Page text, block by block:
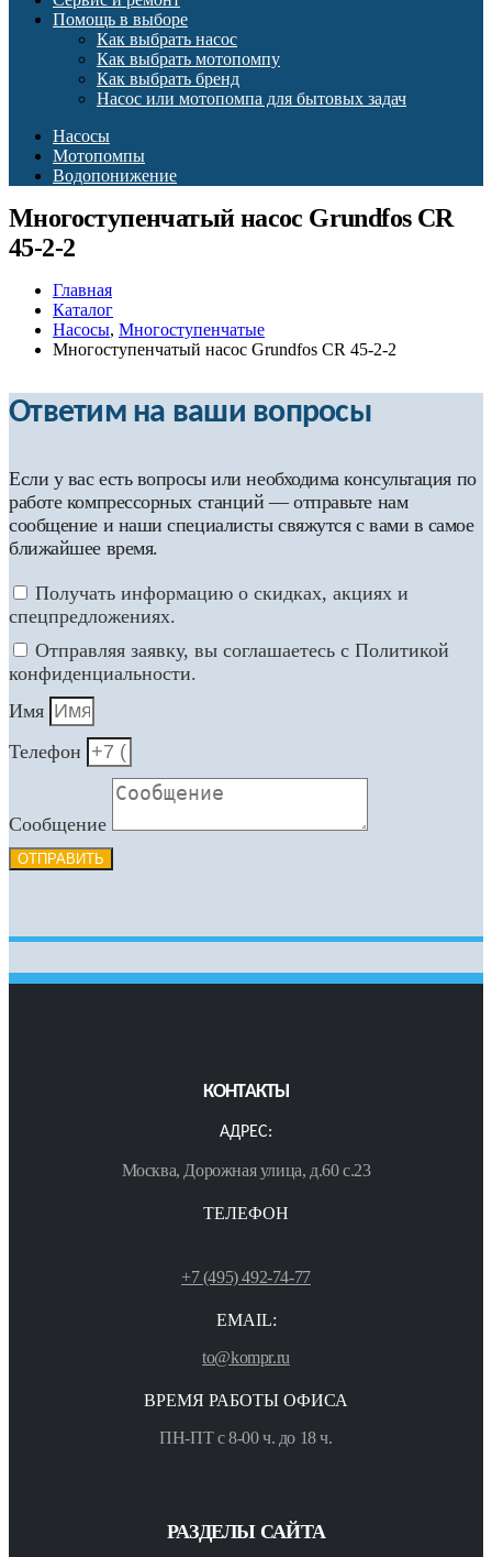
Помощь в выборе
Как выбрать насос
Как выбрать мотопомпу
Как выбрать бренд
Насос или мотопомпа для бытовых задач
Насосы
Мотопомпы
Водопонижение
Многоступенчатый насос Grundfos CR
45-2-2
Главная
Каталог
Насосы, Многоступенчатые
Многоступенчатый насос Grundfos CR 45-2-2
Ответим на ваши вопросы
Если у вас есть вопросы или необходима консультация по
работе компрессорных станций — отправьте нам
сообщение и наши специалисты свяжутся с вами в самое
ближайшее время.
Получать информацию о скидках, акциях и
спецпредложениях.
Отправляя заявку, вы соглашаетесь с Политикой
конфиденциальности.
Имя
Телефон
Сообщение
ОТПРАВИТЬ
КОНТАКТЫ
АДРЕС:
Москва, Дорожная улица, д.60 с.23
ТЕЛЕФОН
+7 (495) 492-74-77
EMAIL:
to@kompr.ru
ВРЕМЯ РАБОТЫ ОФИСА
ПН-ПТ с 8-00 ч. до 18 ч.
РАЗДЕЛЫ САЙТА